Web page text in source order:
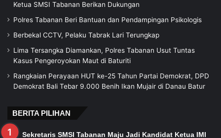
Ketua SMSI Tabanan Berikan Dukungan
Polres Tabanan Beri Bantuan dan Pendampingan Psikologis
Berbekal CCTV, Pelaku Tabrak Lari Terungkap
Lima Tersangka Diamankan, Polres Tabanan Usut Tuntas
Kasus Pengeroyokan Maut di Baturiti
Rangkaian Perayaan HUT ke-25 Tahun Partai Demokrat, DPD
Demokrat Bali Tebar 9.000 Benih Ikan Mujair di Danau Batur
BERITA PILIHAN
Sekretaris SMSI Tabanan Maju Jadi Kandidat Ketua IMI